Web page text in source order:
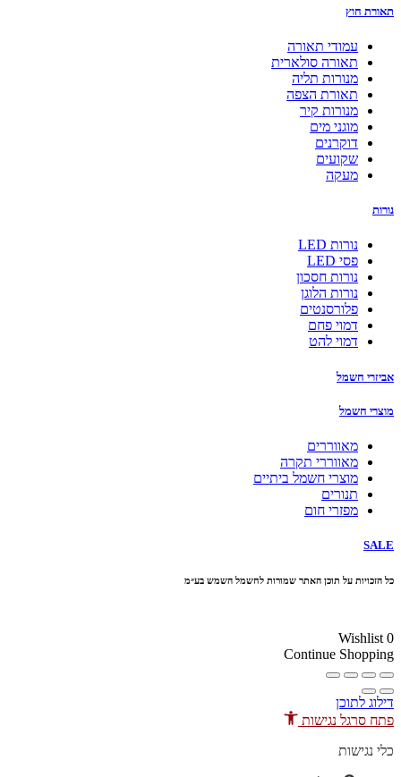
תאורת חוץ
עמודי תאורה
תאורה סולארית
מנורות תליה
תאורת הצפה
מנורות קיר
מוגני מים
דוקרנים
שקועים
מעקה
נורות
נורות LED
פסי LED
נורות חסכון
נורות הלוגן
פלורסנטים
דמוי פחם
דמוי להט
אביזרי חשמל
מוצרי חשמל
מאווררים
מאווררי תקרה
מוצרי חשמל ביתיים
תנורים
מפזרי חום
SALE
כל הזכויות על תוכן האתר שמורות לחשמל השמש בע״מ
Wishlist 0
Continue Shopping
דילוג לתוכן
פתח סרגל נגישות
כלי נגישות